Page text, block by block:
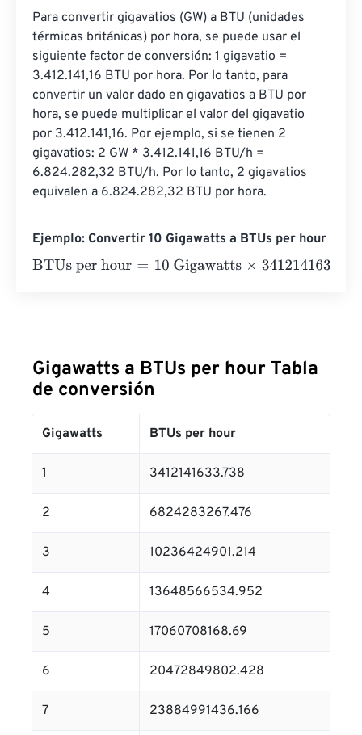
Para convertir gigavatios (GW) a BTU (unidades
térmicas británicas) por hora, se puede usar el
siguiente factor de conversión: 1 gigavatio =
3.412.141,16 BTU por hora. Por lo tanto, para
convertir un valor dado en gigavatios a BTU por
hora, se puede multiplicar el valor del gigavatio
por 3.412.141,16. Por ejemplo, si se tienen 2
gigavatios: 2 GW * 3.412.141,16 BTU/h =
6.824.282,32 BTU/h. Por lo tanto, 2 gigavatios
equivalen a 6.824.282,32 BTU por hora.
Ejemplo: Convertir 10 Gigawatts a BTUs per hour
BTUs per hour=10 Gigawatts×3412141633.738=
Gigawatts a BTUs per hour Tabla
de conversión
Gigawatts BTUs per hour
1 3412141633.738
2 6824283267.476
3 10236424901.214
4 13648566534.952
5 17060708168.69
6 20472849802.428
7 23884991436.166